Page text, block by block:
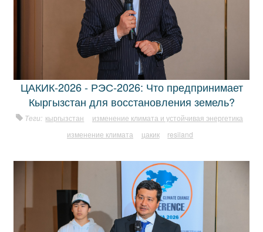
ЦАКИК-2026 - РЭС-2026: Что предпринимает
Кыргызстан для восстановления земель?
Теги: кыргызстан
изменение климата и устойчивая энергетика
изменение климата
цакик resiland